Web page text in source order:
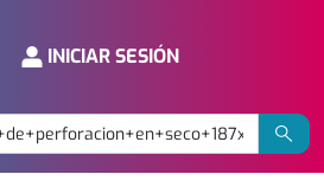
INICIAR SESIÓN